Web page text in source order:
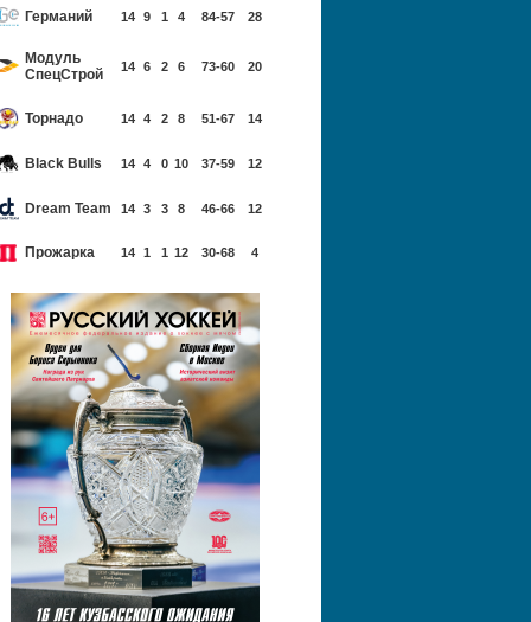
Германий 14 9 1 4 84-57 28
Модуль
СпецСтрой 14 6 2 6 73-60 20
Торнадо 14 4 2 8 51-67 14
Black Bulls 14 4 0 10 37-59 12
Dream Team 14 3 3 8 46-66 12
Прожарка 14 1 1 12 30-68 4